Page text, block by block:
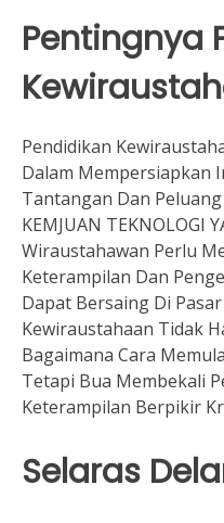
Pentingnya
Pendidikan
Dalam Mempersiapkan
Tantangan Dan
KEMJUAN TEKNOLOGI
Wiraustahawan Perlu
Keterampilan Dan
Dapat Bersaing Di
Kewiraustahaan Tidak
Bagaimana Cara
Tetapi Bua Membekali
Keterampilan Berpikir
Selaras